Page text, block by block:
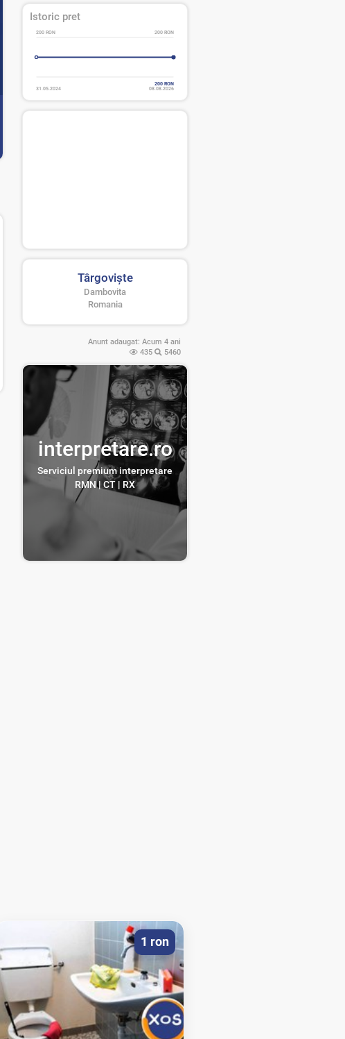
Istoric pret
200 RON 200 RON
200 RON
31.05.2024
08.08.2026
Târgovişte
Dambovita
Romania
435 5460
Anunt adaugat: Acum 4 ani
interpretare.ro
Serviciul premium interpretare
RMN | CT | RX
1 ron